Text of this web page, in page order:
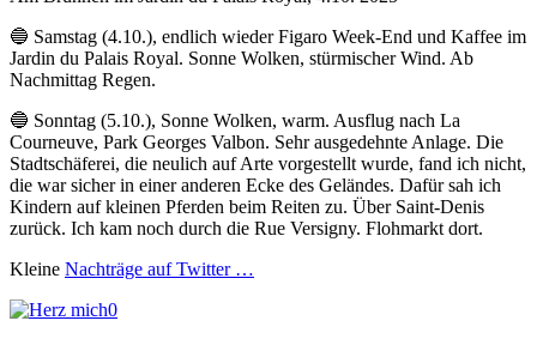
🔵 Samstag (4.10.), endlich wieder Figaro Week-End und Kaffee im
Jardin du Palais Royal. Sonne Wolken, stürmischer Wind. Ab
Nachmittag Regen.
🔵 Sonntag (5.10.), Sonne Wolken, warm. Ausflug nach La
Courneuve, Park Georges Valbon. Sehr ausgedehnte Anlage. Die
Stadtschäferei, die neulich auf Arte vorgestellt wurde, fand ich nicht,
die war sicher in einer anderen Ecke des Geländes. Dafür sah ich
Kindern auf kleinen Pferden beim Reiten zu. Über Saint-Denis
zurück. Ich kam noch durch die Rue Versigny. Flohmarkt dort.
Kleine Nachträge auf Twitter …
0